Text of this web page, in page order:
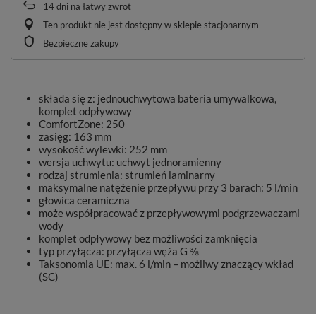
14dni na łatwy zwrot
Ten produkt nie jest dostępny w sklepie stacjonarnym
Bezpieczne zakupy
składa się z: jednouchwytowa bateria umywalkowa,
komplet odpływowy
ComfortZone: 250
zasięg: 163 mm
wysokość wylewki: 252 mm
wersja uchwytu: uchwyt jednoramienny
rodzaj strumienia: strumień laminarny
maksymalne natężenie przepływu przy 3 barach: 5 l/min
głowica ceramiczna
może współpracować z przepływowymi podgrzewaczami
wody
komplet odpływowy bez możliwości zamknięcia
typ przyłącza: przyłącza węża G ⅜
Taksonomia UE: max. 6 l/min – możliwy znaczący wkład
(SC)